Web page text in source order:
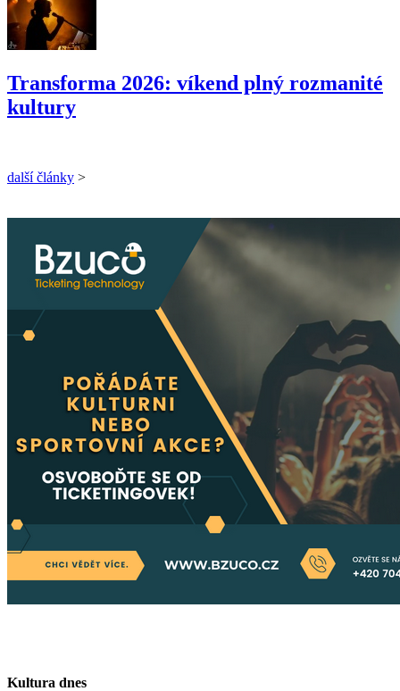
Transforma 2026: víkend plný rozmanité
kultury
další články >
Kultura dnes